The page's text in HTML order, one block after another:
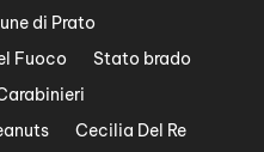
di Prato
Fuoco
Stato brado
Cecilia Del Re